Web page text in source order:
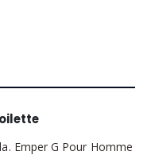
Emper G Pour Homme